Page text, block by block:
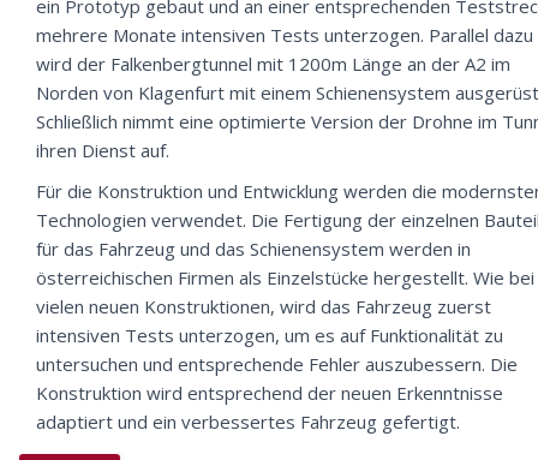
ein Prototyp gebaut und an einer entsprechenden
mehrere Monate intensiven Tests unterzogen. Parallel dazu
wird der Falkenbergtunnel mit 1200m Länge an der A2 im
Norden von Klagenfurt mit einem Schienensystem
Schließlich nimmt eine optimierte Version der Drohne im
ihren Dienst auf.
Für die Konstruktion und Entwicklung werden die
Technologien verwendet. Die Fertigung der einzelnen
für das Fahrzeug und das Schienensystem werden in
österreichischen Firmen als Einzelstücke hergestellt. Wie bei
vielen neuen Konstruktionen, wird das Fahrzeug zuerst
intensiven Tests unterzogen, um es auf Funktionalität zu
untersuchen und entsprechende Fehler auszubessern. Die
Konstruktion wird entsprechend der neuen Erkenntnisse
adaptiert und ein verbessertes Fahrzeug gefertigt.